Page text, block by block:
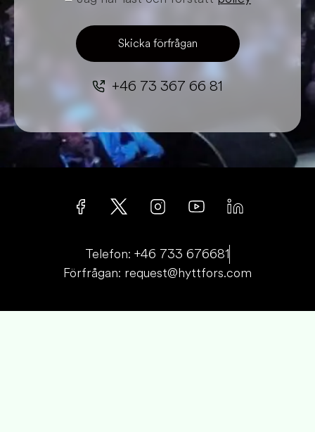
Skicka förfrågan
+46 73 367 66 81
Telefon: +46 733 676681
Förfrågan: request@hyttfors.com